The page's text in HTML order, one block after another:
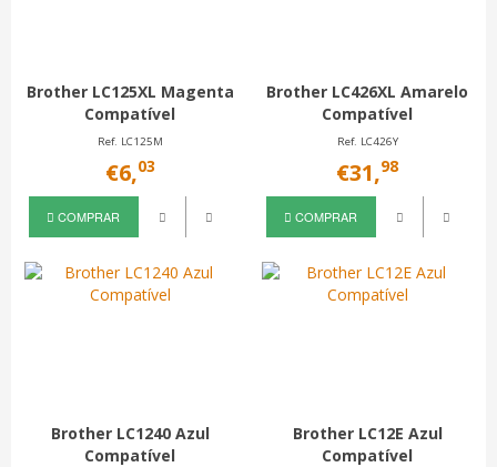
Brother LC125XL Magenta
Compatível
Ref. LC125M
€6,03
COMPRAR
Brother LC426XL Amarelo
Compatível
Ref. LC426Y
€31,98
COMPRAR
Brother LC1240 Azul
Compatível
Brother LC12E Azul
Compatível